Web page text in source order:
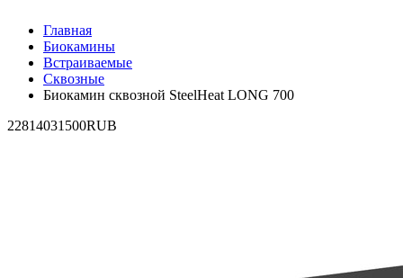
Главная
Биокамины
Встраиваемые
Сквозные
Биокамин сквозной SteelHeat LONG 700
22814031500RUB